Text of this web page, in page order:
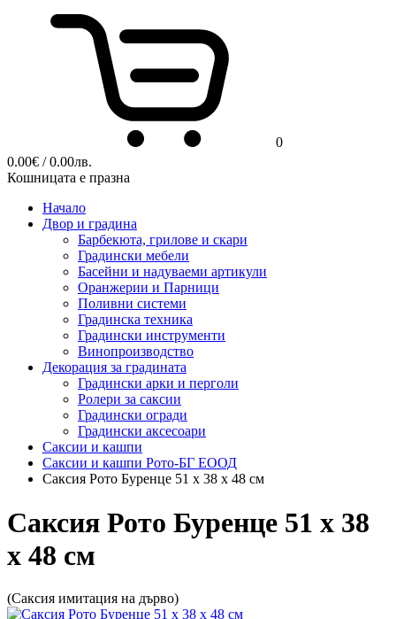
0
0.00€ / 0.00лв.
Кошницата е празна
Начало
Двор и градина
Барбекюта, грилове и скари
Градински мебели
Басейни и надуваеми артикули
Оранжерии и Парници
Поливни системи
Градинска техника
Градински инструменти
Винопроизводство
Декорация за градината
Градински арки и перголи
Ролери за саксии
Градински огради
Градински аксесоари
Саксии и кашпи
Саксии и кашпи Рото-БГ ЕООД
Саксия Рото Буренце 51 x 38 x 48 см
Саксия Рото Буренце 51 x 38
x 48 см
(Саксия имитация на дърво)